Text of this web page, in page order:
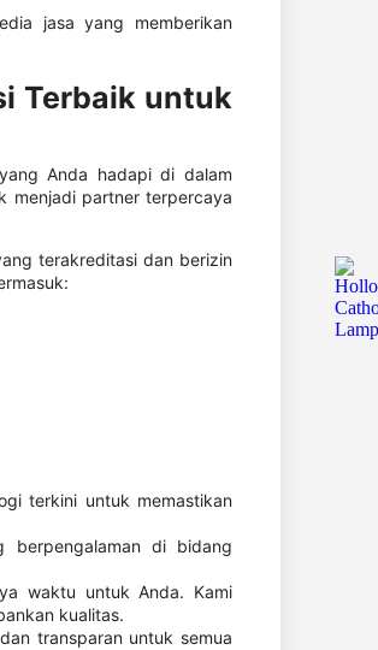
jasa yang memberikan
Terbaik untuk
Anda hadapi di dalam
menjadi partner terpercaya
terakreditasi dan berizin
terkini untuk memastikan
di bidang
waktu untuk Anda. Kami
kualitas.
transparan untuk semua